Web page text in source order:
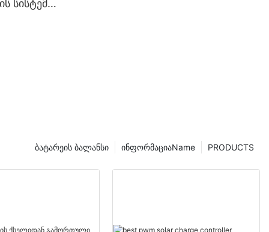
სისტემის
PRODUCTS
ინფორმაციაName
ბატარეის ბალანსი